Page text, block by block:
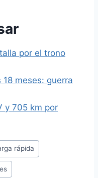
por el trono
18 meses: guerra
y 705 km por
rápida